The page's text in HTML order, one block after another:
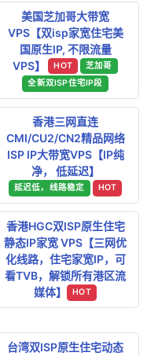
美国芝加哥大带宽
VPS【双isp家宽住宅美
国原生IP, 不限流量
VPS】 HOT
芝加哥
全新双ISP住宅IP段
香港三网直连
CMI/CU2/CN2精品网络
ISP IP大带宽VPS【IP纯
净， 低延迟】
延迟低，线路稳定 HOT
香港HGC双ISP原生住宅
静态IP家宽 VPS【三网优
化线路，住宅家宽IP，可
看TVB，解锁所有港区流
媒体】
HOT
台湾双ISP原生住宅动态